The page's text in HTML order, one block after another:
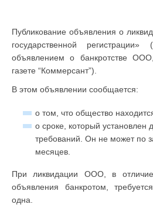
Публикование объявления о
государственной
объявлением о банкротстве
газете “Коммерсант”).
В этом объявлении сообщается:
о том, что общество
о сроке, который установлен
требований. Он не может по
месяцев.
При ликвидации ООО, в
объявления банкротом,
одна.